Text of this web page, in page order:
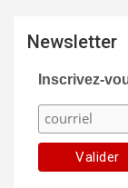
Newsletter
Inscrivez-